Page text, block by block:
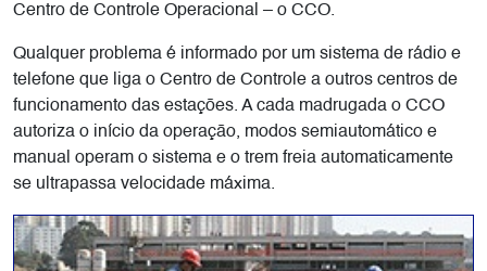
Centro de Controle Operacional – o CCO.
Qualquer problema é informado por um sistema de rádio e
telefone que liga o Centro de Controle a outros centros de
funcionamento das estações. A cada madrugada o CCO
autoriza o início da operação, modos semiautomático e
manual operam o sistema e o trem freia automaticamente
se ultrapassa velocidade máxima.